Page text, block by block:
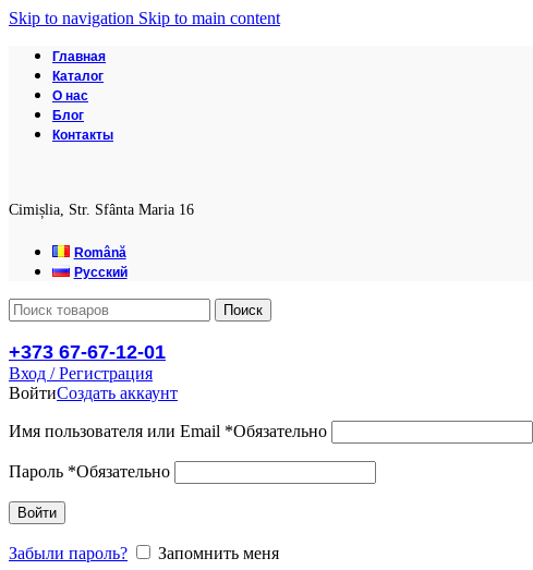
Skip to navigation Skip to main content
Главная
Каталог
О нас
Блог
Контакты
Cimișlia, Str. Sfânta Maria 16
Română
Русский
Поиск
+373 67-67-12-01
Вход / Регистрация
ВойтиСоздать аккаунт
Имя пользователя или Email *Обязательно
Пароль *Обязательно
Войти
Забыли пароль?
Запомнить меня